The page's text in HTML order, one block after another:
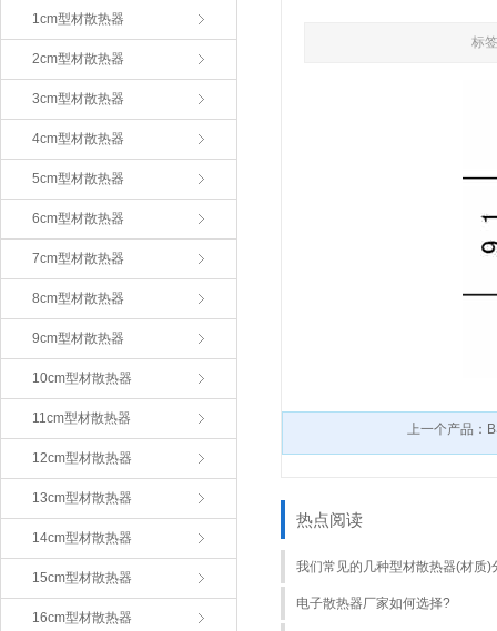
1cm型材散热器
2cm型材散热器
3cm型材散热器
4cm型材散热器
5cm型材散热器
6cm型材散热器
7cm型材散热器
8cm型材散热器
9cm型材散热器
10cm型材散热器
11cm型材散热器
12cm型材散热器
13cm型材散热器
14cm型材散热器
15cm型材散热器
16cm型材散热器
标
上一个产品：
热点阅读
我们常见的几种型材散热器(材质)
电子散热器厂家如何选择?